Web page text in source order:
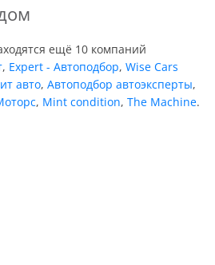
ещё 10 компаний
, Expert - Автоподбор, Wise Cars
авто, Автоподбор автоэксперты,
, Mint condition, The Machine.